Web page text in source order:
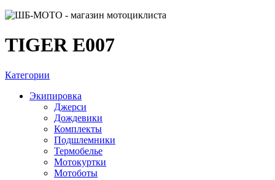
TIGER E007
Категории
Экипировка
Джерси
Дождевики
Комплекты
Подшлемники
Термобелье
Мотокуртки
Мотоботы